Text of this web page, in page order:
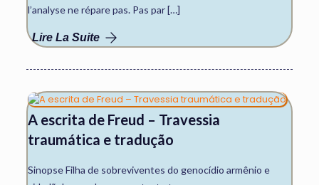
l’analyse ne répare pas. Pas par […]
Lire La Suite
A escrita de Freud – Travessia
traumática e tradução
Sinopse Filha de sobreviventes do genocídio armênio e